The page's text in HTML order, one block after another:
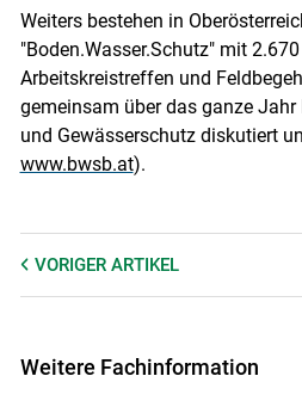
Weiters bestehen in
"Boden.Wasser.Schutz" mit
Arbeitskreistreffen und
gemeinsam über das ganze
und Gewässerschutz diskutiert
www.bwsb.at).
VORIGER ARTIKEL
Weitere Fachinformation